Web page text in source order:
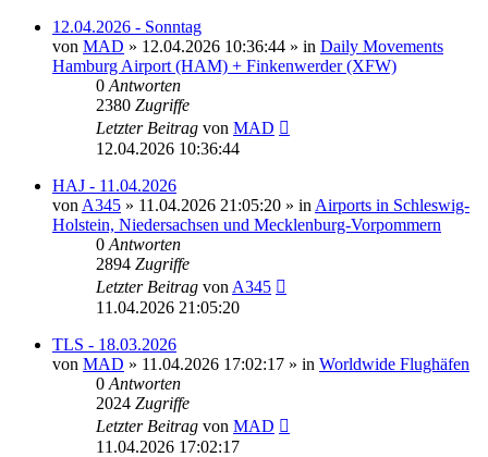
12.04.2026 - Sonntag
von MAD » 12.04.2026 10:36:44 » in Daily Movements
Hamburg Airport (HAM) + Finkenwerder (XFW)
0 Antworten
2380 Zugriffe
Letzter Beitrag von MAD
12.04.2026 10:36:44
HAJ - 11.04.2026
von A345 » 11.04.2026 21:05:20 » in Airports in Schleswig-
Holstein, Niedersachsen und Mecklenburg-Vorpommern
0 Antworten
2894 Zugriffe
Letzter Beitrag von A345
11.04.2026 21:05:20
TLS - 18.03.2026
von MAD » 11.04.2026 17:02:17 » in Worldwide Flughäfen
0 Antworten
2024 Zugriffe
Letzter Beitrag von MAD
11.04.2026 17:02:17